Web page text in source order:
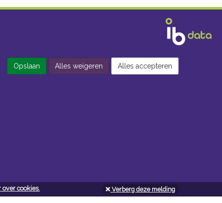
over cookies. Verberg deze melding
Openingsuren doe-het-zelf
Opslaan Alles weigeren Alles accepteren